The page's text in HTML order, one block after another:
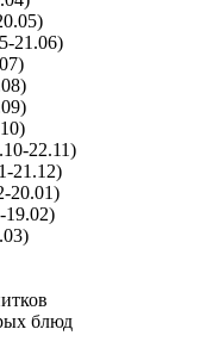
21.06)
22.11)
21.12)
20.01)
19.02)
блюд